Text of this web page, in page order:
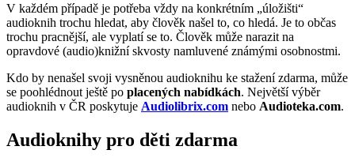
V každém případě je potřeba vždy na konkrétním „úložišti“
audioknih trochu hledat, aby člověk našel to, co hledá. Je to občas
trochu pracnější, ale vyplatí se to. Člověk může narazit na
opravdové (audio)knižní skvosty namluvené známými osobnostmi.
Kdo by nenašel svoji vysněnou audioknihu ke stažení zdarma, může
se poohlédnout ještě po placených nabídkách. Největší výběr
audioknih v ČR poskytuje Audiolibrix.com nebo Audioteka.com.
Audioknihy pro děti zdarma